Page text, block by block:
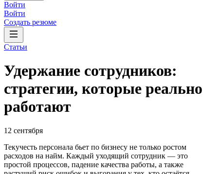
Войти
Войти
Создать резюме
Статьи
Удержание сотрудников:
стратегии, которые реально
работают
12 сентября
Текучесть персонала бьет по бизнесу не только ростом
расходов на найм. Каждый уходящий сотрудник — это
простой процессов, падение качества работы, а также